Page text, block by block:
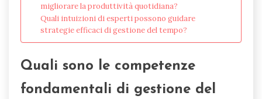
migliorare la produttività quotidiana?
Quali intuizioni di esperti possono guidare
strategie efficaci di gestione del tempo?
Quali sono le competenze
fondamentali di gestione del